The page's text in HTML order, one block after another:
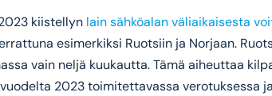
kiistellyn lain sähköalan väliaikaisesta
esimerkiksi Ruotsiin ja Norjaan.
vain neljä kuukautta. Tämä aiheuttaa
2023 toimitettavassa verotuksessa